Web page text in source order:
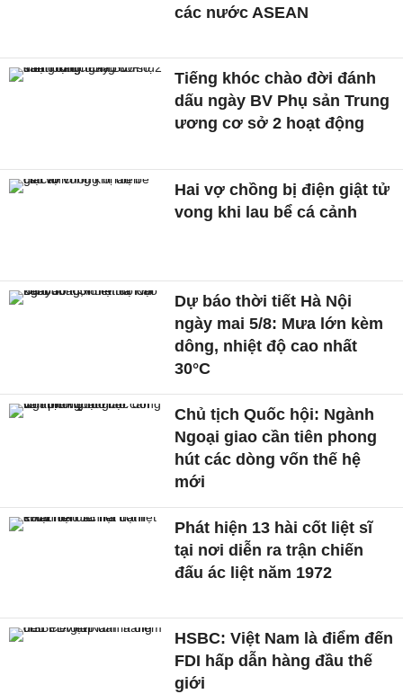
các nước ASEAN
Tiếng khóc chào đời đánh
dấu ngày BV Phụ sản Trung
ương cơ sở 2 hoạt động
Hai vợ chồng bị điện giật tử
vong khi lau bể cá cảnh
Dự báo thời tiết Hà Nội
ngày mai 5/8: Mưa lớn kèm
dông, nhiệt độ cao nhất
30°C
Chủ tịch Quốc hội: Ngành
Ngoại giao cần tiên phong
hút các dòng vốn thế hệ
mới
Phát hiện 13 hài cốt liệt sĩ
tại nơi diễn ra trận chiến
đấu ác liệt năm 1972
HSBC: Việt Nam là điểm đến
FDI hấp dẫn hàng đầu thế
giới